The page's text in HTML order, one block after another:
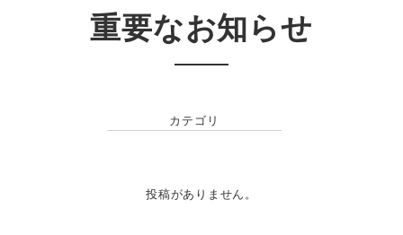
重要なお知らせ
カテゴリ
投稿がありません。